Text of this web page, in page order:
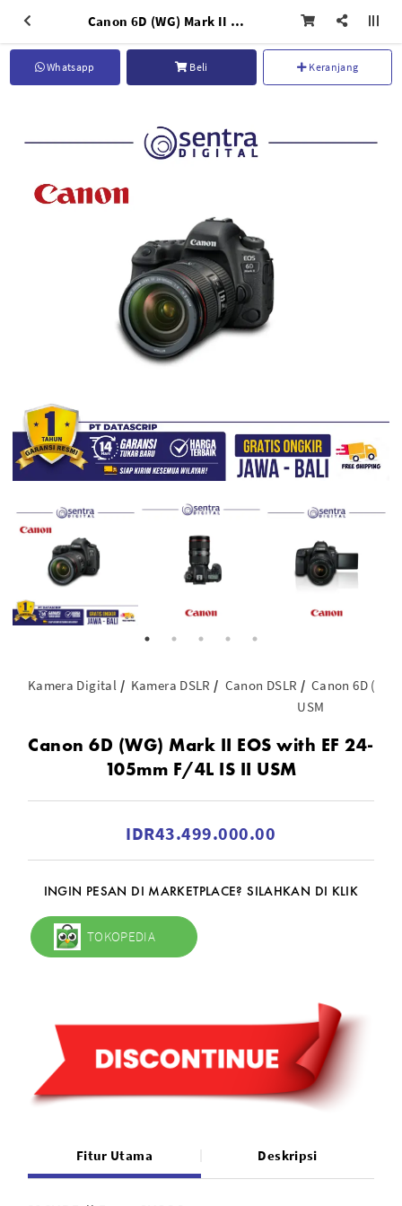
Canon 6D (WG) Mark II EOS with EF 24-105mm F/4L IS II USM
Whatsapp Beli Keranjang
Kamera Digital Kamera DSLR Canon DSLR
Canon 6D
USM
Canon 6D (WG) Mark II EOS with EF 24-
105mm F/4L IS II USM
IDR43.499.000.00
INGIN PESAN DI MARKETPLACE? SILAHKAN DI KLIK
TOKOPEDIA
Fitur Utama Deskripsi